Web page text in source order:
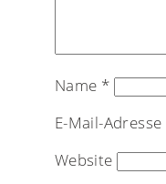
Name *
E-Mail-Adresse
Website